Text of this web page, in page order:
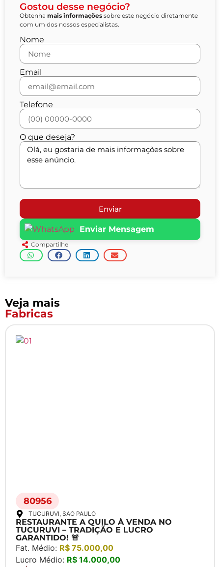
Gostou desse negócio?
Obtenha mais informações sobre este negócio diretamente
com um dos nossos especialistas.
Nome
Email
Telefone
O que deseja?
Enviar
Enviar Mensagem
Compartilhe
Veja mais
Fabricas
80956
TUCURUVI, SAO PAULO
RESTAURANTE A QUILO À VENDA NO
TUCURUVI – TRADIÇÃO E LUCRO
GARANTIDO! 🚨
Fat. Médio: R$ 75.000,00
Lucro Médio: R$ 14.000,00